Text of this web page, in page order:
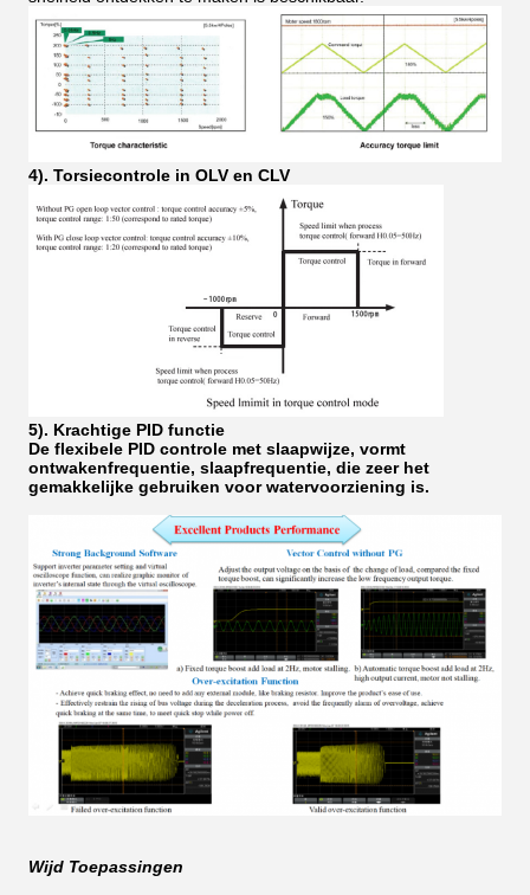
4). Torsiecontrole in OLV en CLV
5). Krachtige PID functie
De flexibele PID controle met slaapwijze, vormt
ontwakenfrequentie, slaapfrequentie, die zeer het
gemakkelijke gebruiken voor watervoorziening is.
Wijd Toepassingen